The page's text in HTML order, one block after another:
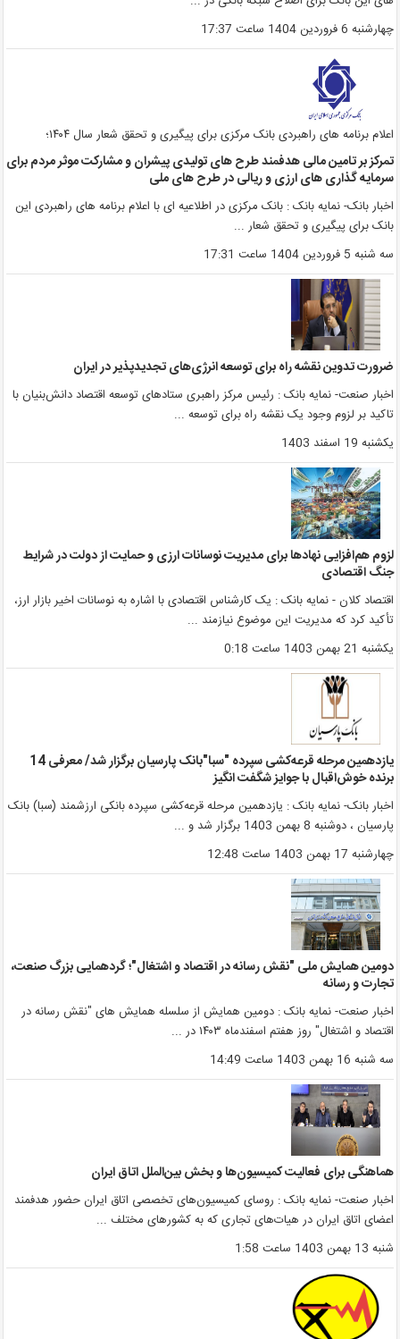
چهارشنبه 6 فروردین 1404 ساعت 17:37
اعلام برنامه های راهبردی بانک مرکزی برای پیگیری و تحقق شعار سال ۱۴۰۴؛
تمرکز بر تامین مالی هدفمند طرح های تولیدی پیشران و مشارکت موثر مردم برای
سرمایه گذاری های ارزی و ریالی در طرح های ملی
اخبار بانک- نمایه بانک : بانک مرکزی در اطلاعیه ای با اعلام برنامه های راهبردی این
بانک برای پیگیری و تحقق شعار ...
سه شنبه 5 فروردین 1404 ساعت 17:31
ضرورت تدوین نقشه راه برای توسعه انرژی‌های تجدیدپذیر در ایران
اخبار صنعت- نمایه بانک : رئیس مرکز راهبری ستادهای توسعه اقتصاد دانش‌بنیان با
تاکید بر لزوم وجود یک نقشه راه برای توسعه ...
یکشنبه 19 اسفند 1403
لزوم هم‌افزایی نهادها برای مدیریت نوسانات ارزی و حمایت از دولت در شرایط
جنگ اقتصادی
اقتصاد کلان - نمایه بانک : یک کارشناس اقتصادی با اشاره به نوسانات اخیر بازار ارز،
تأکید کرد که مدیریت این موضوع نیازمند ...
یکشنبه 21 بهمن 1403 ساعت 0:18
یازدهمین مرحله قرعه‌کشی سپرده "سبا"بانک پارسیان برگزار شد/ معرفی 14
برنده‌ خوش‌اقبال با جوایز شگفت انگیز
اخبار بانک- نمایه بانک : یازدهمین مرحله قرعه‌کشی سپرده بانکی ارزشمند (سبا) بانک
پارسیان ، دوشنبه 8 بهمن 1403 برگزار شد و ...
چهارشنبه 17 بهمن 1403 ساعت 12:48
دومین همایش ملی "نقش رسانه در اقتصاد و اشتغال"؛ گردهمایی بزرگ صنعت،
تجارت و رسانه
اخبار صنعت- نمایه بانک : دومین همایش از سلسله همایش های "نقش رسانه در
اقتصاد و اشتغال" روز هفتم اسفندماه ۱۴۰۳ در ...
سه شنبه 16 بهمن 1403 ساعت 14:49
هماهنگی برای فعالیت کمیسیون‌ها و بخش بین‌الملل اتاق ایران
اخبار صنعت- نمایه بانک : روسای کمیسیون‌های تخصصی اتاق ایران حضور هدفمند
اعضای اتاق ایران در هیات‌های تجاری که به کشورهای مختلف ...
شنبه 13 بهمن 1403 ساعت 1:58